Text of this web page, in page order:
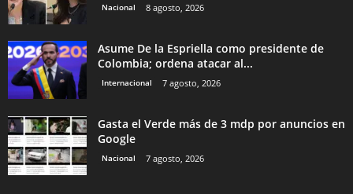
Nacional 8 agosto, 2026
Asume De la Espriella como presidente de
Colombia; ordena atacar al...
Internacional 7 agosto, 2026
Gasta el Verde más de 3 mdp por anuncios en
Google
Nacional 7 agosto, 2026